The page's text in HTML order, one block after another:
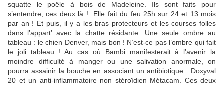
squatte le poêle à bois de Madeleine. Ils sont faits pour
s’entendre, ces deux là ! Elle fait du feu 25h sur 24 et 13 mois
par an ! Et puis, il y a les bras protecteurs et les courses folles
dans l’appart’ avec la chatte résidante. Une seule ombre au
tableau : le chien Denver, mais bon ! N’est-ce pas l’ombre qui fait
le joli tableau ! Au cas où Bambi manifesterait à l’avenir la
moindre difficulté à manger ou une salivation anormale, on
pourra assainir la bouche en associant un antibiotique : Doxyval
20 et un anti-inflammatoire non stéroïdien Métacam. Ces deux